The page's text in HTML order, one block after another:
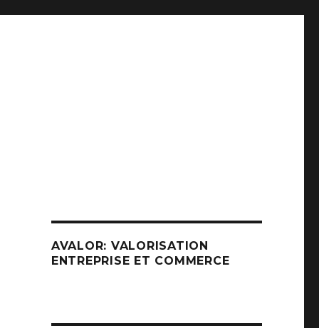
AVALOR: VALORISATION
ENTREPRISE ET COMMERCE